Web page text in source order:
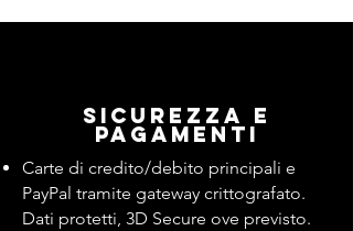
Sicurezza e
pagamenti
Carte di credito/debito principali e
PayPal tramite gateway crittografato.
Dati protetti, 3D Secure ove previsto.